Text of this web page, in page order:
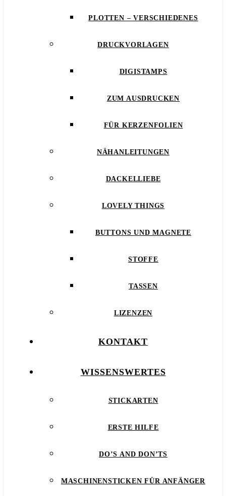
PLOTTEN – VERSCHIEDENES
DRUCKVORLAGEN
DIGISTAMPS
ZUM AUSDRUCKEN
FÜR KERZENFOLIEN
NÄHANLEITUNGEN
DACKELLIEBE
LOVELY THINGS
BUTTONS UND MAGNETE
STOFFE
TASSEN
LIZENZEN
KONTAKT
WISSENSWERTES
STICKARTEN
ERSTE HILFE
DO’S AND DON’TS
MASCHINENSTICKEN FÜR ANFÄNGER